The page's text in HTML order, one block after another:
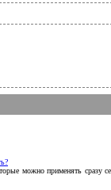
можно применять сразу